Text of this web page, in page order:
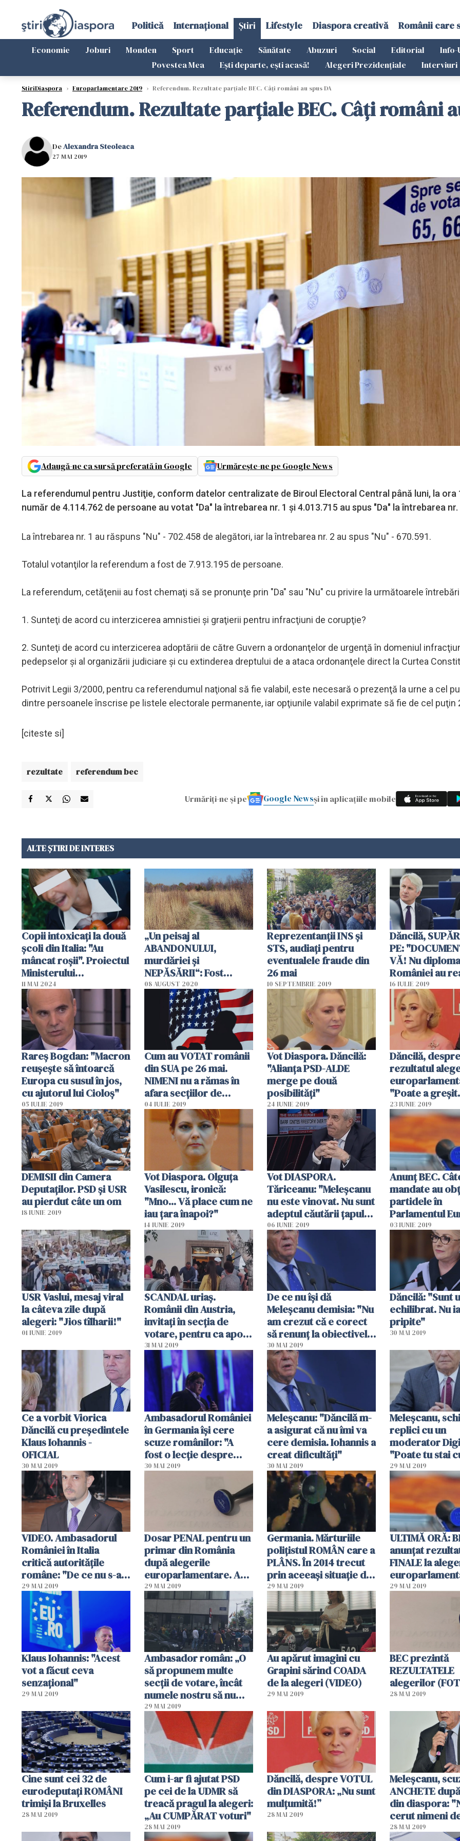
Politică Internațional Știri Lifestyle Diaspora creativă Românii care
Economie Joburi Monden Sport Educație Sănătate Abuzuri Social Editorial
Info-
Povestea Mea
Ești departe, ești acasă! Alegeri Prezidențiale Interviuri
StiriDiaspora › Europarlamentare 2019 › Referendum. Rezultate parțiale BEC. Câți români au spus DA
Referendum. Rezultate parțiale BEC. Câți români
DeAlexandra Steoleaca
27 MAI 2019
Adaugă-ne ca sursă preferată în Google Urmărește-ne pe Google News
La referendumul pentru Justiţie, conform datelor centralizate de Biroul Electoral Central până luni, la ora
număr de 4.114.762 de persoane au votat "Da" la întrebarea nr. 1 şi 4.013.715 au spus "Da" la întrebarea nr.
La întrebarea nr. 1 au răspuns "Nu" - 702.458 de alegători, iar la întrebarea nr. 2 au spus "Nu" - 670.591.
Totalul votanţilor la referendum a fost de 7.913.195 de persoane.
La referendum, cetăţenii au fost chemaţi să se pronunţe prin "Da" sau "Nu" cu privire la următoarele
1. Sunteţi de acord cu interzicerea amnistiei şi graţierii pentru infracţiuni de corupţie?
2. Sunteţi de acord cu interzicerea adoptării de către Guvern a ordonanţelor de urgenţă în domeniul
pedepselor şi al organizării judiciare şi cu extinderea dreptului de a ataca ordonanţele direct la Curtea
Potrivit Legii 3/2000, pentru ca referendumul naţional să fie valabil, este necesară o prezenţă la urne a cel
dintre persoanele înscrise pe listele electorale permanente, iar opţiunile valabil exprimate să fie de cel puţin
[citeste si]
rezultate referendum bec
Urmăriți-ne și pe Google Newsși în aplicațiile mobile
ALTE ȘTIRI DE INTERES
Copii intoxicați la două
școli din Italia: "Au
mâncat roșii". Proiectul
Ministerului
Agriculturii, "Fructe și
legume la școală" a fost
oprit
11 MAI 2024
„Un peisaj al
ABANDONULUI,
murdăriei și
NEPĂSĂRII“: Fost
ambasador al
României, șocat de cum
arată intrarea în țară
08 AUGUST 2020
Reprezentanții INS și
STS, audiați pentru
eventualele fraude din
26 mai
10 SEPTEMBRIE 2019
Dăncilă,
PE:
VĂ! Nu
României au
Președinția, ci
Guvernul!"
16 IULIE 2019
Rareş Bogdan: "Macron
reuşeşte să întoarcă
Europa cu susul în jos,
cu ajutorul lui Cioloş"
05 IULIE 2019
Cum au VOTAT românii
din SUA pe 26 mai.
NIMENI nu a rămas în
afara secţiilor de
VOTARE
04 IULIE 2019
Vot Diaspora. Dăncilă:
"Alianţa PSD-ALDE
merge pe două
posibilităţi"
24 IUNIE 2019
Dăncilă, despre
rezultatul
"Poate a greşit
Dragnea, dar
am fost?"
23 IUNIE 2019
DEMISII din Camera
Deputaţilor. PSD şi USR
au pierdut câte un om
18 IUNIE 2019
Vot Diaspora. Olguţa
Vasilescu, ironică:
"Mno... Vă place cum ne
iau ţara înapoi?"
14 IUNIE 2019
Vot DIASPORA.
Tăriceanu: "Meleşcanu
nu este vinovat. Nu sunt
adeptul căutării ţapului
ispăşitor"
06 IUNIE 2019
Anunţ BEC.
mandate au
partidele în
Parlamentul
03 IUNIE 2019
USR Vaslui, mesaj viral
la câteva zile după
alegeri: "Jios tîlharii!"
01 IUNIE 2019
SCANDAL uriaș.
Românii din Austria,
invitați în secția de
votare, pentru ca apoi
să fie DAȚI AFARĂ
(Camera ascunsă)
31 MAI 2019
De ce nu îşi dă
Meleşcanu demisia: "Nu
am crezut că e corect
să renunţ la obiectivele
mari"
30 MAI 2019
Dăncilă: "Sunt
echilibrat. Nu
pripite"
30 MAI 2019
Ce a vorbit Viorica
Dăncilă cu preşedintele
Klaus Iohannis -
OFICIAL
30 MAI 2019
Ambasadorul României
în Germania îşi cere
scuze românilor: "A
fost o lecţie despre
cum ar trebui aplicată
30 MAI 2019
Meleşcanu: "Dăncilă m-
a asigurat că nu îmi va
cere demisia. Iohannis a
creat dificultăţi"
30 MAI 2019
Meleşcanu,
replici cu un
moderator
"Poate tu stai
sub masă!"
29 MAI 2019
VIDEO. Ambasadorul
României în Italia
critică autorităţile
române: "De ce nu s-a
făcut ca la
referendumul pentru
familie? Am stat cinci
ore la coadă"
29 MAI 2019
Dosar PENAL pentru un
primar din România
după alegerile
europarlamentare. A
plecat prin sat cu listele
electorale
29 MAI 2019
Germania. Mărturiile
polițistul ROMÂN care a
PLÂNS. În 2014 trecut
prin aceeași situație din
poziția votantului
29 MAI 2019
ULTIMĂ ORĂ:
anunţat
FINALE la
29 MAI 2019
Klaus Iohannis: "Acest
vot a făcut ceva
senzaţional"
29 MAI 2019
Ambasador român: „O
să propunem multe
secții de votare, încât
numele nostru să nu
mai fie legat de
umilințele provocate
românilor!”
29 MAI 2019
Au apărut imagini cu
Grapini sărind COADA
de la alegeri (VIDEO)
29 MAI 2019
BEC prezintă
REZULTATELE
alegerilor
28 MAI 2019
Cine sunt cei 32 de
eurodeputați ROMÂNI
trimiși la Bruxelles
28 MAI 2019
Cum i-ar fi ajutat PSD
pe cei de la UDMR să
treacă pragul la alegeri:
„Au CUMPĂRAT voturi"
28 MAI 2019
Dăncilă, despre VOTUL
din DIASPORA: „Nu sunt
mulțumită!”
28 MAI 2019
Meleşcanu,
ANCHETE
din diaspora:
cerut nimeni
28 MAI 2019